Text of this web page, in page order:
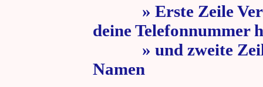
» Erste Zeile
deine Telefonnummer
» und zweite Zeile
Namen